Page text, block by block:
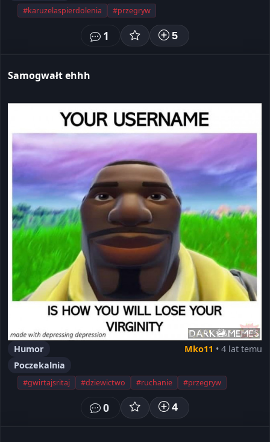
#karuzelaspierdolenia #przegryw
1 5
Samogwałt ehhh
Humor Mko11 • 4 lat temu
Poczekalnia
#gwirtajsritaj #dziewictwo #ruchanie #przegryw
0 4